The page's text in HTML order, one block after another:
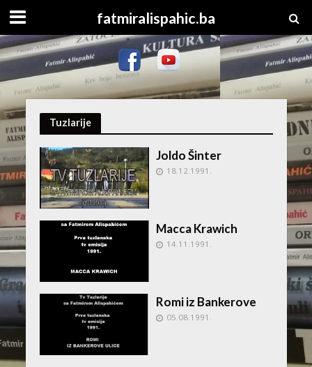
fatmiralispahic.ba
Tuzlarije
Joldo Šinter
18.12.1991.
Macca Krawich
14.11.1991.
Romi iz Bankerove
05.08.1991.